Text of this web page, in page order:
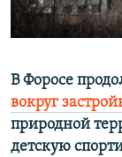
В Форосе
вокруг
природной
детскую